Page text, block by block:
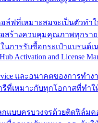
อล์ฟที่เหมาะสมจะเป็นตัวทำ
สร้างควบคุมคุณภาพทุกราย
นการรับซื้อกระเป๋าแบรนด์เ
Activation and License
และอนาคตของการทำง
รีที่เหมาะกับทุกโอกาสที่ทำ
กแบบครบวงจรด้วยติดฟิล์ม